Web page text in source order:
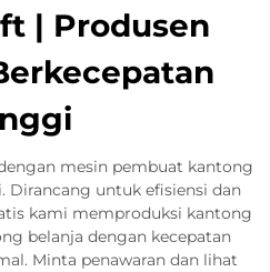
| Produsen
mesin pembuat kantong
Dirancang untuk efisiensi dan
kami memproduksi kantong
belanja dengan kecepatan
Minta penawaran dan lihat